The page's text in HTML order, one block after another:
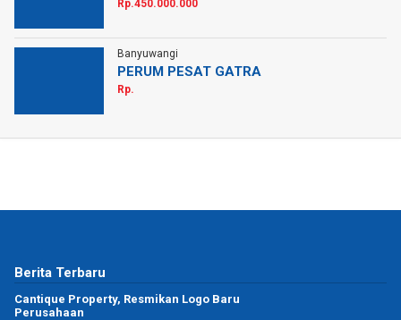
Rp.450.000.000
Banyuwangi
PERUM PESAT GATRA
Rp.
Berita Terbaru
Cantique Property, Resmikan Logo Baru
Perusahaan